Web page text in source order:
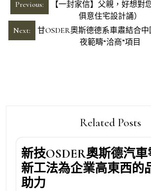
章
導
Previous:
【一封家信】父親，好想對
俱意住宅設計誦）
Next:
甘OSDER奧斯德德系車肅結合
夜範疇“洽商”項目
Related Posts
新技OSDER奧斯德汽車
新工法為企業高東西的
助力